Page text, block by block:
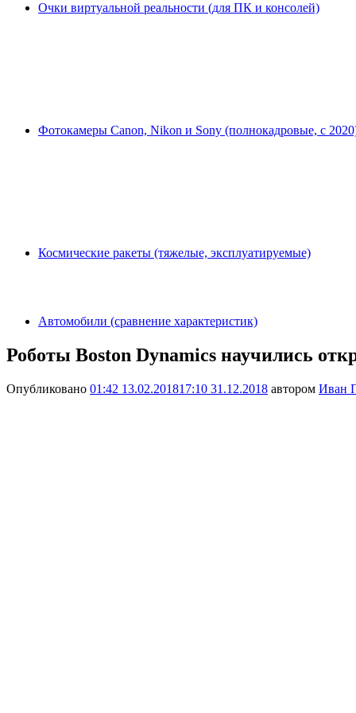
Очки виртуальной реальности (для ПК и консолей)
Фотокамеры Canon, Nikon и Sony (полнокадровые, с
Космические ракеты (тяжелые, эксплуатируемые)
Автомобили (сравнение характеристик)
Роботы Boston Dynamics научились
Опубликовано 01:42 13.02.201817:10 31.12.2018 автором Иван